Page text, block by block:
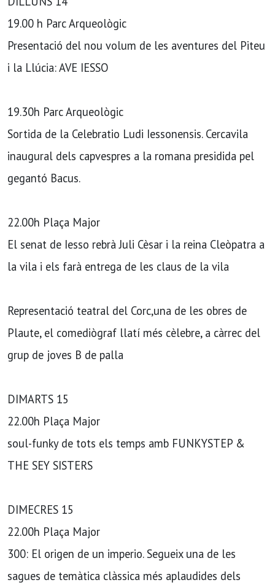
19.00 h Parc Arqueològic
Presentació del nou volum de les aventures del Piteu
i la Llúcia: AVE IESSO
19.30h Parc Arqueològic
Sortida de la Celebratio Ludi Iessonensis. Cercavila
inaugural dels capvespres a la romana presidida pel
gegantó Bacus.
22.00h Plaça Major
El senat de Iesso rebrà Juli Cèsar i la reina Cleòpatra a
la vila i els farà entrega de les claus de la vila
Representació teatral del Corc,una de les obres de
Plaute, el comediògraf llatí més cèlebre, a càrrec del
grup de joves B de palla
DIMARTS 15
22.00h Plaça Major
soul-funky de tots els temps amb FUNKYSTEP &
THE SEY SISTERS
DIMECRES 15
22.00h Plaça Major
300: El origen de un imperio. Segueix una de les
sagues de temàtica clàssica més aplaudides dels